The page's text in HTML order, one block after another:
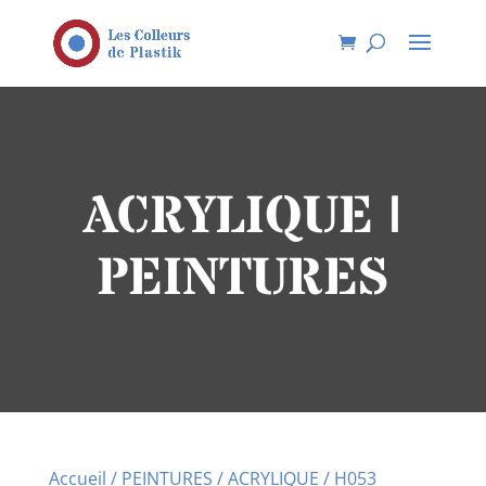
ACRYLIQUE |
PEINTURES
Accueil / PEINTURES /ACRYLIQUE / H053